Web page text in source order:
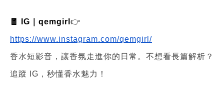
🧧 IG｜qemgirl 👉
https://www.instagram.com/qemgirl/
香水短影音，讓香氛走進你的日常。不想看長篇解析？
追蹤 IG，秒懂香水魅力！